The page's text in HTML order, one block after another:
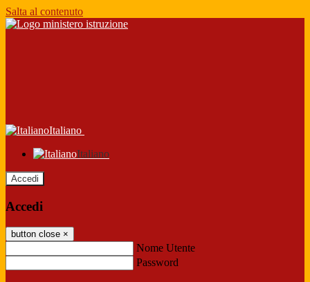
Salta al contenuto
Italiano
Italiano
Accedi
Accedi
button close ×
Nome Utente
Password